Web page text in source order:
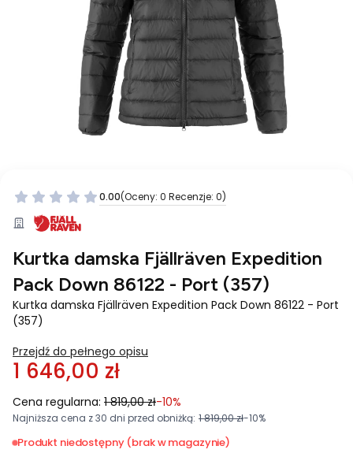
0.00(Oceny: 0 Recenzje: 0)
Przejdź do sekcji Opinie
Kurtka damska Fjällräven Expedition
Pack Down 86122 - Port (357)
Kurtka damska Fjällräven Expedition Pack Down 86122 - Port
(357)
Przejdź do pełnego opisu
1 646,00 zł
Cena regularna: 1 819,00 zł-10%
Najniższa cena z 30 dni przed obniżką: 1 819,00 zł-10%
Produkt niedostępny (brak w magazynie)